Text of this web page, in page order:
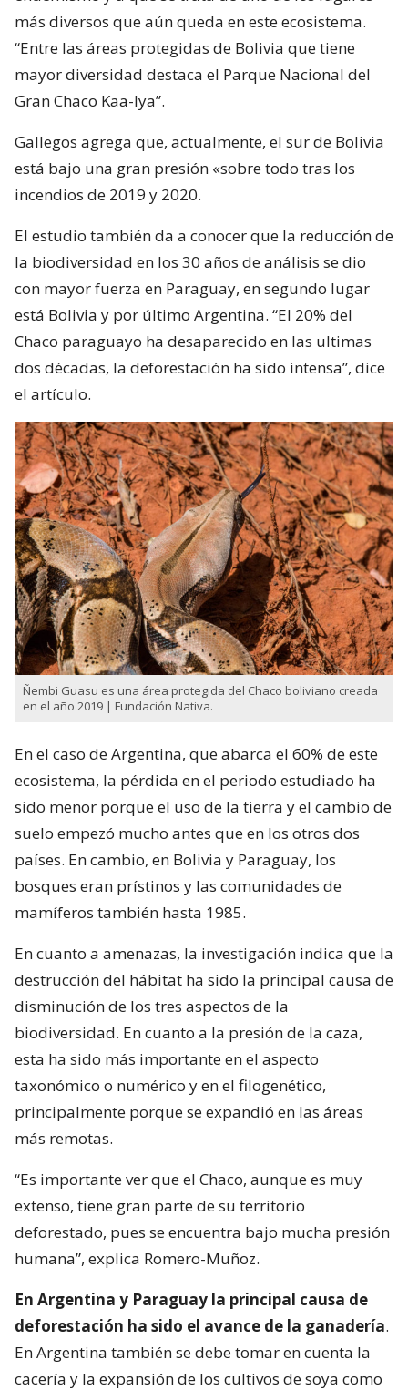
más diversos que aún queda en este ecosistema.
“Entre las áreas protegidas de Bolivia que tiene
mayor diversidad destaca el Parque Nacional del
Gran Chaco Kaa-Iya”.
Gallegos agrega que, actualmente, el sur de Bolivia
está bajo una gran presión «sobre todo tras los
incendios de 2019 y 2020.
El estudio también da a conocer que la reducción de
la biodiversidad en los 30 años de análisis se dio
con mayor fuerza en Paraguay, en segundo lugar
está Bolivia y por último Argentina. “El 20% del
Chaco paraguayo ha desaparecido en las ultimas
dos décadas, la deforestación ha sido intensa”, dice
el artículo.
Ñembi Guasu es una área protegida del Chaco boliviano creada
en el año 2019 | Fundación Nativa.
En el caso de Argentina, que abarca el 60% de este
ecosistema, la pérdida en el periodo estudiado ha
sido menor porque el uso de la tierra y el cambio de
suelo empezó mucho antes que en los otros dos
países. En cambio, en Bolivia y Paraguay, los
bosques eran prístinos y las comunidades de
mamíferos también hasta 1985.
En cuanto a amenazas, la investigación indica que la
destrucción del hábitat ha sido la principal causa de
disminución de los tres aspectos de la
biodiversidad. En cuanto a la presión de la caza,
esta ha sido más importante en el aspecto
taxonómico o numérico y en el filogenético,
principalmente porque se expandió en las áreas
más remotas.
“Es importante ver que el Chaco, aunque es muy
extenso, tiene gran parte de su territorio
deforestado, pues se encuentra bajo mucha presión
humana”, explica Romero-Muñoz.
En Argentina y Paraguay la principal causa de
deforestación ha sido el avance de la ganadería.
En Argentina también se debe tomar en cuenta la
cacería y la expansión de los cultivos de soya como